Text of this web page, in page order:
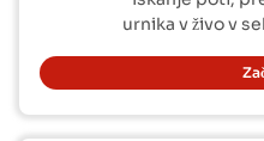
urnika v živo v